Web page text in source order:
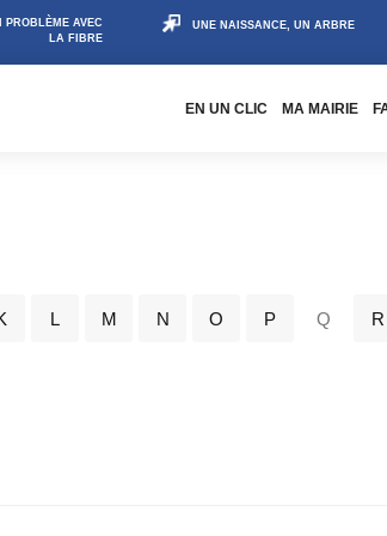
PROBLÈME AVEC
LA FIBRE
UNE NAISSANCE, UN ARBRE
EN UN CLIC MA MAIRIE
L M N O P Q R